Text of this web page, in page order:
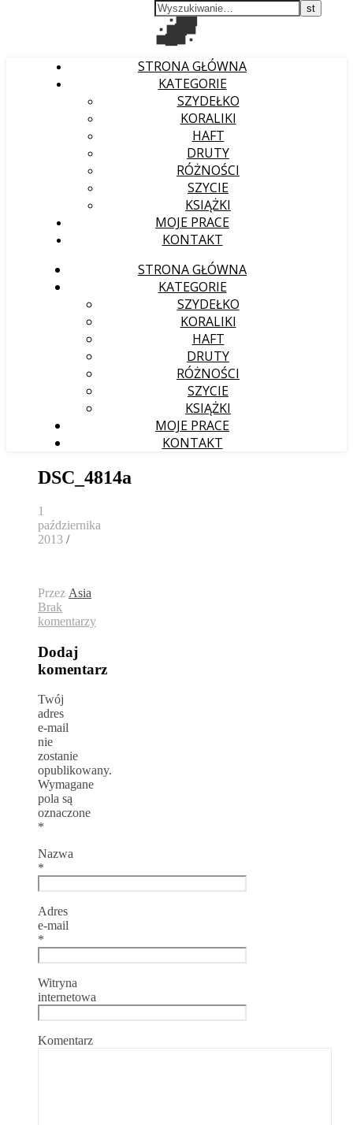
STRONA GŁÓWNA
KATEGORIE
SZYDEŁKO
KORALIKI
HAFT
DRUTY
RÓŻNOŚCI
SZYCIE
KSIĄŻKI
MOJE PRACE
KONTAKT
STRONA GŁÓWNA
KATEGORIE
SZYDEŁKO
KORALIKI
HAFT
DRUTY
RÓŻNOŚCI
SZYCIE
KSIĄŻKI
MOJE PRACE
KONTAKT
DSC_4814a
1
października
2013 /
Przez Asia
Brak
komentarzy
Dodaj
komentarz
Twój
adres
e-mail
nie
zostanie
opublikowany.
Wymagane
pola są
oznaczone
*
Nazwa
*
Adres
e-mail
*
Witryna
internetowa
Komentarz